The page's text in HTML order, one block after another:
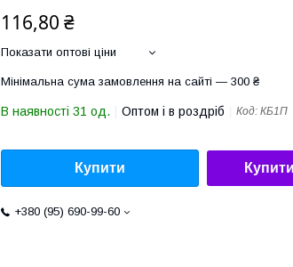
116,80 ₴
Показати оптові ціни
Мінімальна сума замовлення на сайті — 300 ₴
В наявності 31 од. Оптом і в роздріб Код: КБ1П
Купити
+380 (95) 690-99-60